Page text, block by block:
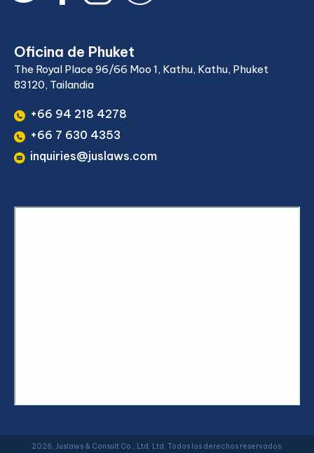
Oficina de Phuket
The Royal Place 96/66 Moo 1, Kathu, Kathu, Phuket
83120, Tailandia
+66 94 218 4278
+66 7 630 4353
inquiries@juslaws.com
2026, Juslaws & Consult Co., Ltd. Ltd. Todos los derechos reservados.